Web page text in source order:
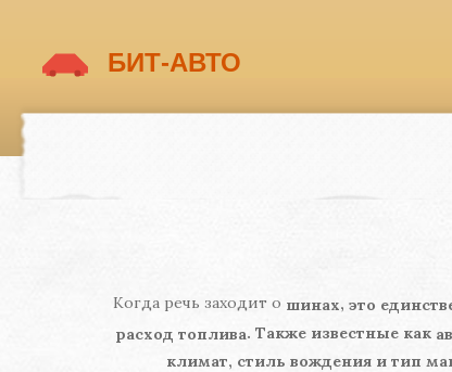
Когда речь заходит о шинах, это
расход топлива. Также известные как
климат, стиль вождения и тип